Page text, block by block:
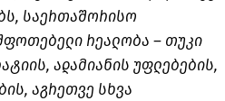
საერთაშორისო
რეალობა – თუკი
ადამიანის უფლებების,
აგრეთვე სხვა